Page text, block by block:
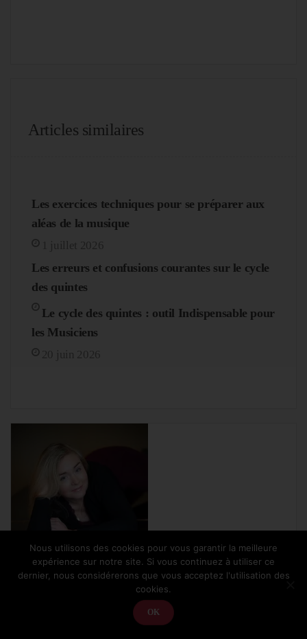
Articles similaires
Les exercices techniques pour se préparer aux
aléas de la musique
Les erreurs et confusions courantes sur le cycle
des quintes
Le cycle des quintes : outil Indispensable pour
les Musiciens
Nous utilisons des cookies pour vous garantir la meilleure
expérience sur notre site. Si vous continuez à utiliser ce
dernier, nous considérerons que vous acceptez l'utilisation des
cookies.
OK